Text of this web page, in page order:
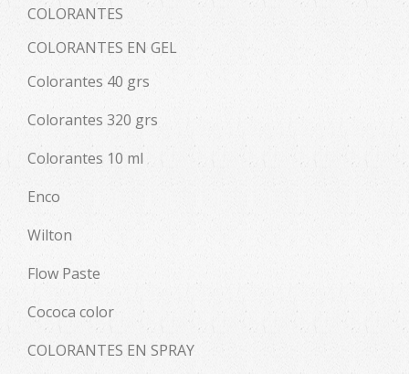
COLORANTES
COLORANTES EN GEL
Colorantes 40 grs
Colorantes 320 grs
Colorantes 10 ml
Enco
Wilton
Flow Paste
Cococa color
COLORANTES EN SPRAY